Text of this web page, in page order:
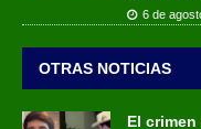
6 de
OTRAS NOTICIAS
El